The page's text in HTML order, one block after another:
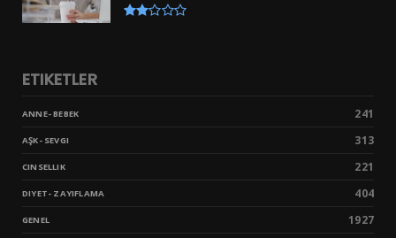
ETIKETLER
ANNE- BEBEK 241
AŞK- SEVGI 313
CINSELLIK 221
DIYET- ZAYIFLAMA 404
GENEL 1927